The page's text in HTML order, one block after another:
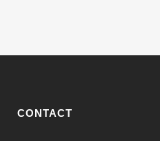
CONTACT